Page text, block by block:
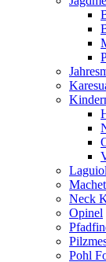
Neck
Opinel
Pohl